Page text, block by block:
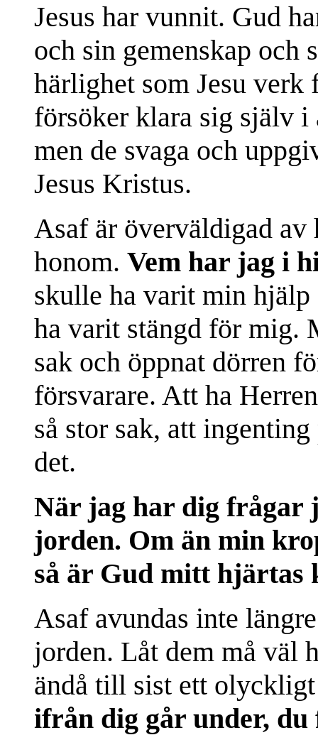
Jesus har vunnit. Gud
och sin gemenskap och
härlighet som Jesu verk
försöker klara sig själv i
men de svaga och
Jesus Kristus.
Asaf är överväldigad av
honom. Vem har jag i
skulle ha varit min
ha varit stängd för mig.
sak och öppnat dörren
försvarare. Att ha
så stor sak, att
det.
När jag har dig frågar
jorden. Om än min
så är Gud mitt hjärtas
Asaf avundas inte
jorden. Låt dem må väl
ändå till sist ett
ifrån dig går under,